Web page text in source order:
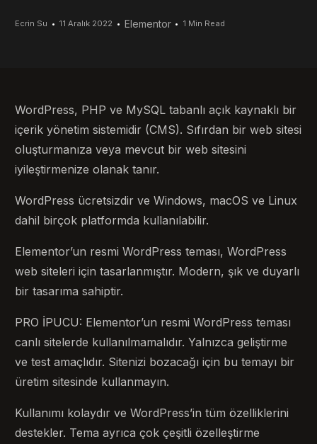
Ecrin Su 11 Aralık 2022 Elementor 1 Min Read
WordPress, PHP ve MySQL tabanlı açık kaynaklı bir
içerik yönetim sistemidir (CMS). Sıfırdan bir web sitesi
oluşturmanıza veya mevcut bir web sitesini
iyileştirmenize olanak tanır.
WordPress ücretsizdir ve Windows, macOS ve Linux
dahil birçok platformda kullanılabilir.
Elementor’un resmi WordPress teması, WordPress
web siteleri için tasarlanmıştır. Modern, şık ve duyarlı
bir tasarıma sahiptir.
PRO İPUCU: Elementor’un resmi WordPress teması
canlı sitelerde kullanılmamalıdır. Yalnızca geliştirme
ve test amaçlıdır. Sitenizi bozacağı için bu temayı bir
üretim sitesinde kullanmayın.
Kullanımı kolaydır ve WordPress’in tüm özelliklerini
destekler. Tema ayrıca çok çeşitli özelleştirme